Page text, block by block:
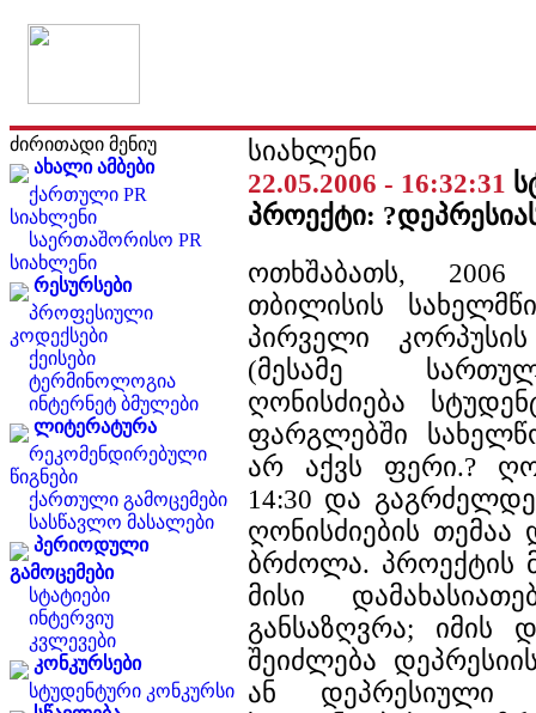
ძირითადი მენიუ
ახალი ამბები
ქართული PR
სიახლენი
საერთაშორისო PR
სიახლენი
რესურსები
პროფესიული
კოდექსები
ქეისები
ტერმინოლოგია
ინტერნეტ ბმულები
ლიტერატურა
რეკომენდირებული
წიგნები
ქართული გამოცემები
სასწავლო მასალები
პერიოდული
გამოცემები
სტატიები
ინტერვიუ
კვლევები
კონკურსები
სტუდენტური კონკურსი
სიახლენი
22.05.2006 - 16:32:31
პროექტი:
ოთხშაბათს,
თბილისის
პირველი
(მესამე
ღონისძიება
ფარგლებში
არ აქვს ფერი.?
14:30 და
ღონისძიების თემაა
ბრძოლა. პროექტის
მისი
განსაზღვრა;
შეიძლება
ან დეპრესიული